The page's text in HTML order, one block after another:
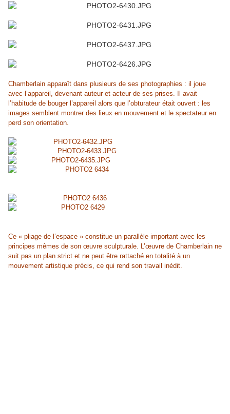
Chamberlain apparaît dans plusieurs de ses photographies : il joue
avec l’appareil, devenant auteur et acteur de ses prises. Il avait
l’habitude de bouger l’appareil alors que l’obturateur était ouvert : les
images semblent montrer des lieux en mouvement et le spectateur en
perd son orientation.
Ce « pliage de l’espace » constitue un parallèle important avec les
principes mêmes de son œuvre sculpturale. L’œuvre de Chamberlain ne
suit pas un plan strict et ne peut être rattaché en totalité à un
mouvement artistique précis, ce qui rend son travail inédit.